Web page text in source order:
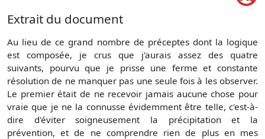
Extrait du document
Au lieu de ce grand nombre de préceptes dont la logique
est composée, je crus que j'aurais assez des quatre
suivants, pourvu que je prisse une ferme et constante
résolution de ne manquer pas une seule fois à les observer.
Le premier était de ne recevoir jamais aucune chose pour
vraie que je ne la connusse évidemment être telle, c'est-à-
dire d'éviter soigneusement la précipitation et la
prévention, et de ne comprendre rien de plus en mes